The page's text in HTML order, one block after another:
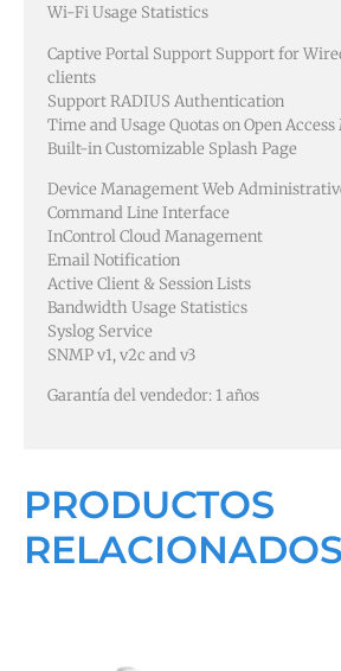
Wi-Fi Usage Statistics
Captive Portal Support Support for
clients
Support RADIUS Authentication
Time and Usage Quotas on Open Access
Built-in Customizable Splash Page
Device Management Web
Command Line Interface
InControl Cloud Management
Email Notification
Active Client & Session Lists
Bandwidth Usage Statistics
Syslog Service
SNMP v1, v2c and v3
Garantía del vendedor: 1 años
PRODUCTOS
RELACIONADOS